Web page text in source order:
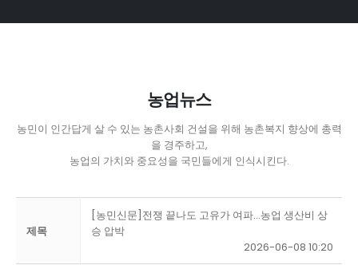
농업뉴스
농민이 인간답게 살 수 있는 농촌사회 건설을 위해 농촌복지 향상에 총력
을 경주하고,
농업의 가치와 중요성을 국민들에게 인식시킨다.
제목
[농민신문]전쟁 끝나도 고유가 여파…농업 생산비 상
승 압박
2026-06-08 10:20